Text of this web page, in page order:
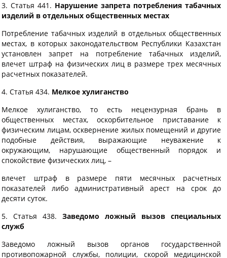
3. Статья 441. Нарушение запрета потребления табачных
изделий в отдельных общественных местах
Потребление табачных изделий в отдельных общественных
местах, в которых законодательством Республики Казахстан
установлен запрет на потребление табачных изделий,
влечет штраф на физических лиц в размере трех месячных
расчетных показателей.
4. Статья 434. Мелкое хулиганство
Мелкое хулиганство, то есть нецензурная брань в
общественных местах, оскорбительное приставание к
физическим лицам, осквернение жилых помещений и другие
подобные действия, выражающие неуважение к
окружающим, нарушающие общественный порядок и
спокойствие физических лиц, –
влечет штраф в размере пяти месячных расчетных
показателей либо административный арест на срок до
десяти суток.
5. Статья 438. Заведомо ложный вызов специальных
служб
Заведомо ложный вызов органов государственной
противопожарной службы, полиции, скорой медицинской